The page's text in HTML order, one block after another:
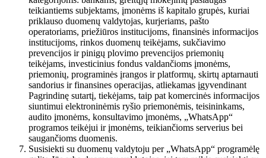
teikiantiems subjektams, įmonėms iš kapitalo grupės, kuriai
priklauso duomenų valdytojas, kurjeriams, pašto
operatoriams, priežiūros institucijoms, finansinės informacijos
institucijoms, rinkos duomenų teikėjams, sukčiavimo
prevencijos ir pinigų plovimo prevencijos priemonių
teikėjams, investicinius fondus valdančioms įmonėms,
priemonių, programinės įrangos ir platformų, skirtų aptarnauti
sandorius ir finansines operacijas, atliekamas įgyvendinant
Pagrindinę sutartį, tiekėjams, taip pat komercinės informacijos
siuntimui elektroninėmis ryšio priemonėmis, teisininkams,
audito įmonėms, konsultavimo įmonėms, „WhatsApp“
programos teikėjui ir įmonėms, teikiančioms serverius bei
saugančioms duomenis.
Susisiekti su duomenų valdytoju per „WhatsApp“ programėlę